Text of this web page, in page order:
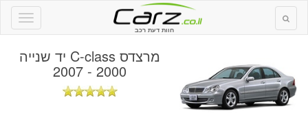
חוות דעת רכב
מרצדס C-class יד שנייה
2000 - 2007